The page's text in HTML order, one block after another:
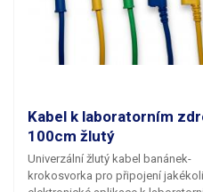
Kabel k laboratorním
100cm žlutý
Univerzální žlutý kabel banánek-
krokosvorka pro připojení jakékoli